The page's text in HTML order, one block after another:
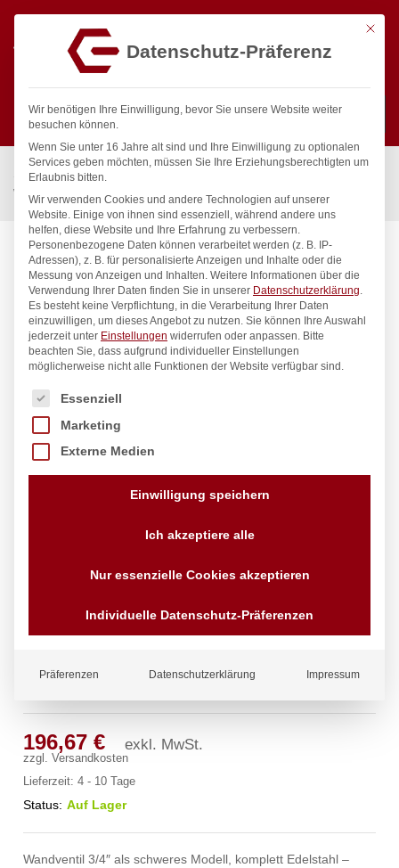
Suchen
Start / Gastronomiebedarf & Gastro Geräte für Profis
Wassertechnik
Wandventil clarix Wandventil 3/4″
clarix Wandventil 3/4″
196,67€ exkl. MwSt.
zzgl.Versandkosten
Lieferzeit:4 - 10 Tage
Status: Auf Lager
Wandventil 3/4″ als schweres Modell, komplett Edelstahl –
Mit
Datenschutz-Präferenz
Wir benötigen Ihre Einwilligung, bevor Sie unsere Website weiter
besuchen können.
Wenn Sie unter 16 Jahre alt sind und Ihre Einwilligung zu optionalen
Services geben möchten, müssen Sie Ihre Erziehungsberechtigten um
Erlaubnis bitten.
Wir verwenden Cookies und andere Technologien auf unserer
Website. Einige von ihnen sind essenziell, während andere uns
helfen, diese Website und Ihre Erfahrung zu verbessern.
Personenbezogene Daten können verarbeitet werden (z. B. IP-
Adressen), z. B. für personalisierte Anzeigen und Inhalte oder die
Messung von Anzeigen und Inhalten. Weitere Informationen über die
Verwendung Ihrer Daten finden Sie in unserer Datenschutzerklärung.
Es besteht keine Verpflichtung, in die Verarbeitung Ihrer Daten
einzuwilligen, um dieses Angebot zu nutzen. Sie können Ihre Auswahl
jederzeit unter Einstellungen widerrufen oder anpassen. Bitte
beachten Sie, dass aufgrund individueller Einstellungen
möglicherweise nicht alle Funktionen der Website verfügbar sind.
Es folgt eine Liste der Service-Gruppen, für die eine
Essenziell
Marketing
Externe Medien
Einwilligung speichern
Ich akzeptiere alle
Nur essenzielle Cookies akzeptieren
Individuelle Datenschutz-Präferenzen
Präferenzen Datenschutzerklärung Impressum